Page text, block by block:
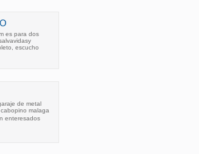
es para dos
escucho
de metal
malaga
enteresados